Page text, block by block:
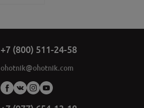
+7 (800) 511-24-58
ohotnik@ohotnik.com
Мы
в
социальных